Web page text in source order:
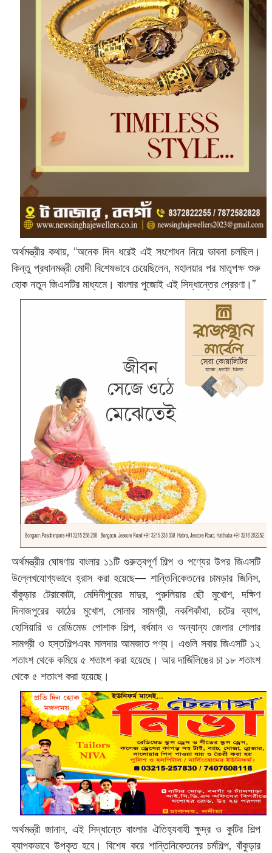
অর্থমন্ত্রীর কথায়, “অনেক দিন ধরেই এই সংশোধন নিয়ে ভাবনা চলছিল।
কিন্তু প্রধানমন্ত্রী মোদী বিশেষভাবে চেয়েছিলেন, মহালয়ার পর মাতৃপক্ষ শুরু
হোক নতুন জিএসটির মাধ্যমে। বাংলার পুজোই এই সিদ্ধান্তের প্রেরণা।”
অর্থমন্ত্রীর ঘোষণায় বাংলার ১১টি গুরুত্বপূর্ণ শিল্প ও পণ্যের উপর জিএসটি
উল্লেখযোগ্যভাবে হ্রাস করা হয়েছে— শান্তিনিকেতনের চামড়ার জিনিস,
বাঁকুড়ার টেরাকোটা, মেদিনীপুরের মাদুর, পুরুলিয়ার ছৌ মুখোশ, দক্ষিণ
দিনাজপুরের কাঠের মুখোশ, সোলার সামগ্রী, নকশিকাঁথা, চটের ব্যাগ,
হোসিয়ারি ও রেডিমেড পোশাক শিল্প, বর্ধমান ও অন্যান্য জেলার শোলার
সামগ্রী ও হস্তশিল্পএবং মালদার আমজাত পণ্য। এগুলি সবার জিএসটি ১২
শতাংশ থেকে কমিয়ে ৫ শতাংশ করা হয়েছে। আর দার্জিলিঙের চা ১৮ শতাংশ
থেকে ৫ শতাংশ করা হয়েছে।
অর্থমন্ত্রী জানান, এই সিদ্ধান্তে বাংলার ঐতিহ্যবাহী ক্ষুদ্র ও কুটির শিল্প
ব্যাপকভাবে উপকৃত হবে। বিশেষ করে শান্তিনিকেতনের চর্মশিল্প, বাঁকুড়ার